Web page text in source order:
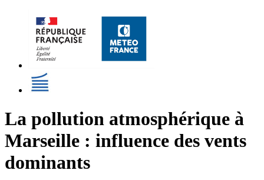
La pollution atmosphérique à
Marseille : influence des vents
dominants